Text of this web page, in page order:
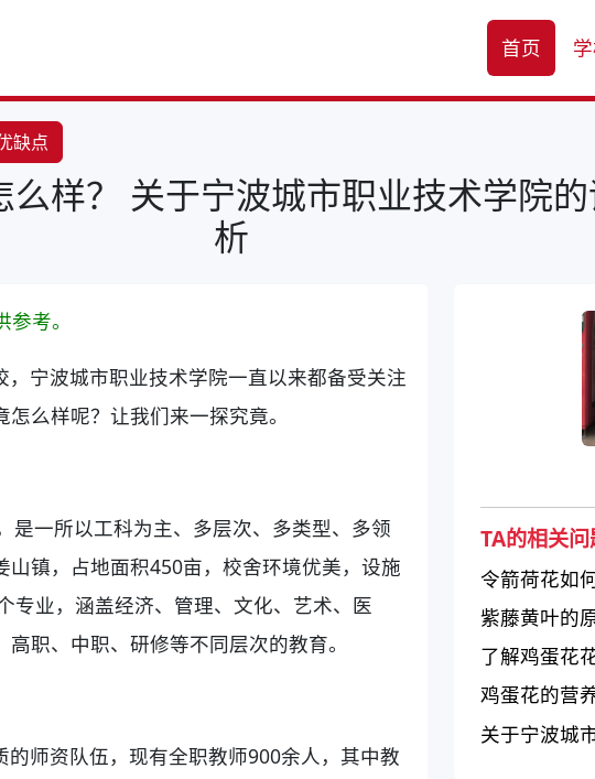
首页
缺点
样？ 关于宁波城市职业技术学院
析
考。
宁波城市职业技术学院一直以来都备受关注
么样呢？让我们来一探究竟。
是一所以工科为主、多层次、多类型、多领
镇，占地面积450亩，校舍环境优美，设施
专业，涵盖经济、管理、文化、艺术、医
职、中职、研修等不同层次的教育。
师资队伍，现有全职教师900余人，其中教
TA的相关
令箭荷花如
紫藤黄叶的
了解鸡蛋花
鸡蛋花的营
关于宁波城